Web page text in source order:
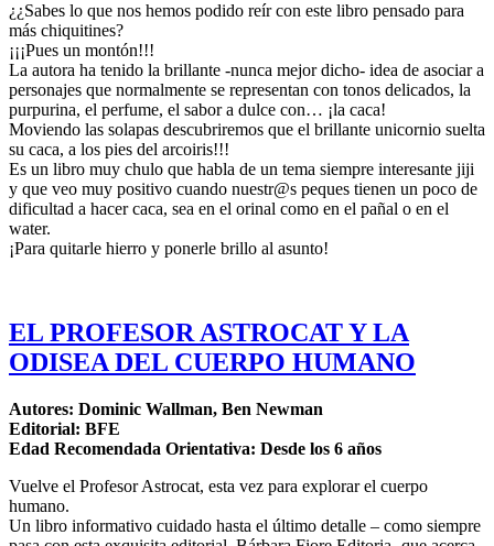
¿¿Sabes lo que nos hemos podido reír con este libro pensado para
más chiquitines?
¡¡¡Pues un montón!!!
La autora ha tenido la brillante -nunca mejor dicho- idea de asociar a
personajes que normalmente se representan con tonos delicados, la
purpurina, el perfume, el sabor a dulce con… ¡la caca!
Moviendo las solapas descubriremos que el brillante unicornio suelta
su caca, a los pies del arcoiris!!!
Es un libro muy chulo que habla de un tema siempre interesante jiji
y que veo muy positivo cuando nuestr@s peques tienen un poco de
dificultad a hacer caca, sea en el orinal como en el pañal o en el
water.
¡Para quitarle hierro y ponerle brillo al asunto!
EL PROFESOR ASTROCAT Y LA
ODISEA DEL CUERPO HUMANO
Autores: Dominic Wallman, Ben Newman
Editorial: BFE
Edad Recomendada Orientativa: Desde los 6 años
Vuelve el Profesor Astrocat, esta vez para explorar el cuerpo
humano.
Un libro informativo cuidado hasta el último detalle – como siempre